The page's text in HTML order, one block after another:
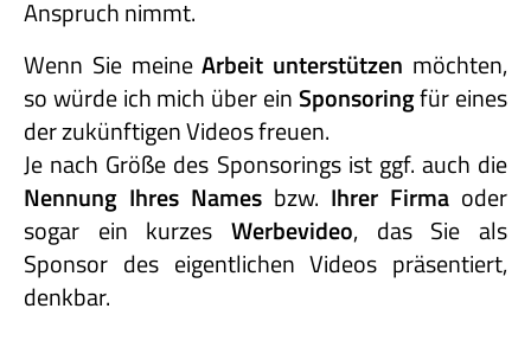
Anspruch nimmt.
Wenn Sie meineArbeit unterstützen möchten,
so würde ich mich über einSponsoringfür eines
der zukünftigen Videos freuen.
Je nach Größe des Sponsorings ist ggf. auch die
Nennung Ihres Names bzw. Ihrer Firma oder
sogar ein kurzes Werbevideo, das Sie als
Sponsor des eigentlichen Videos präsentiert,
denkbar.